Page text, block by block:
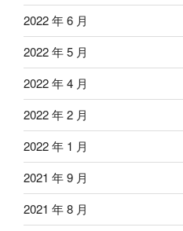
2022 年 6 月
2022 年 5 月
2022 年 4 月
2022 年 2 月
2022 年 1 月
2021 年 9 月
2021 年 8 月